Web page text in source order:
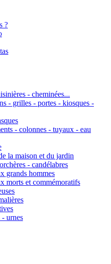
?
- cheminées...
- grilles - portes - kiosques -
- colonnes - tuyaux - eau
la maison et du jardin
- candélabres
grands hommes
morts et commémoratifs
- urnes